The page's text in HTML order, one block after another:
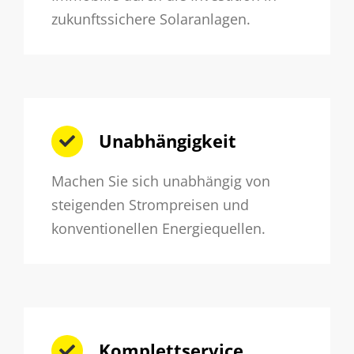
zukunftssichere Solaranlagen.
Unabhängigkeit
Machen Sie sich unabhängig von
steigenden Strompreisen und
konventionellen Energiequellen.